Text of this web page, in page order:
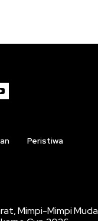
Peristiwa
Mimpi-Mimpi Muda